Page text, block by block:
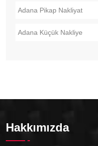
Adana Pikap Nakliyat
Adana Küçük Nakliye
Hakkımızda